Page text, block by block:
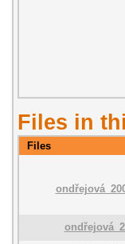
Files in
Files